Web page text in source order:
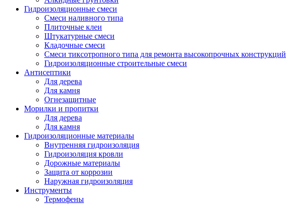
Гидроизоляционные смеси
Смеси наливного типа
Плиточные клеи
Штукатурные смеси
Кладочные смеси
Смеси тиксотропного типа для ремонта высокопрочных конструкций
Гидроизоляционные строительные смеси
Антисептики
Для дерева
Для камня
Огнезащитные
Морилки и пропитки
Для дерева
Для камня
Гидроизоляционные материалы
Внутренняя гидроизоляция
Гидроизоляция кровли
Дорожные материалы
Защита от коррозии
Наружная гидроизоляция
Инструменты
Термофены